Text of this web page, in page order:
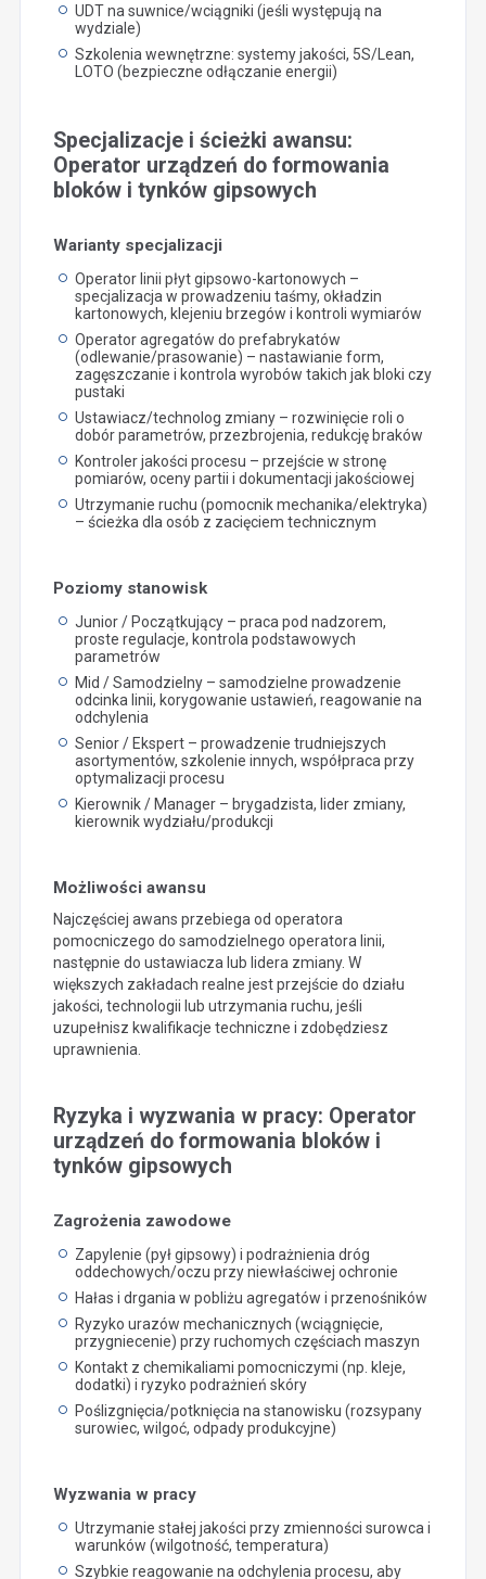
UDT na suwnice/wciągniki (jeśli występują na
wydziale)
Szkolenia wewnętrzne: systemy jakości, 5S/Lean,
LOTO (bezpieczne odłączanie energii)
Specjalizacje i ścieżki awansu:
Operator urządzeń do formowania
bloków i tynków gipsowych
Warianty specjalizacji
Operator linii płyt gipsowo-kartonowych –
specjalizacja w prowadzeniu taśmy, okładzin
kartonowych, klejeniu brzegów i kontroli wymiarów
Operator agregatów do prefabrykatów
(odlewanie/prasowanie) – nastawianie form,
zagęszczanie i kontrola wyrobów takich jak bloki czy
pustaki
Ustawiacz/technolog zmiany – rozwinięcie roli o
dobór parametrów, przezbrojenia, redukcję braków
Kontroler jakości procesu – przejście w stronę
pomiarów, oceny partii i dokumentacji jakościowej
Utrzymanie ruchu (pomocnik mechanika/elektryka)
– ścieżka dla osób z zacięciem technicznym
Poziomy stanowisk
Junior / Początkujący – praca pod nadzorem,
proste regulacje, kontrola podstawowych
parametrów
Mid / Samodzielny – samodzielne prowadzenie
odcinka linii, korygowanie ustawień, reagowanie na
odchylenia
Senior / Ekspert – prowadzenie trudniejszych
asortymentów, szkolenie innych, współpraca przy
optymalizacji procesu
Kierownik / Manager – brygadzista, lider zmiany,
kierownik wydziału/produkcji
Możliwości awansu
Najczęściej awans przebiega od operatora
pomocniczego do samodzielnego operatora linii,
następnie do ustawiacza lub lidera zmiany. W
większych zakładach realne jest przejście do działu
jakości, technologii lub utrzymania ruchu, jeśli
uzupełnisz kwalifikacje techniczne i zdobędziesz
uprawnienia.
Ryzyka i wyzwania w pracy: Operator
urządzeń do formowania bloków i
tynków gipsowych
Zagrożenia zawodowe
Zapylenie (pył gipsowy) i podrażnienia dróg
oddechowych/oczu przy niewłaściwej ochronie
Hałas i drgania w pobliżu agregatów i przenośników
Ryzyko urazów mechanicznych (wciągnięcie,
przygniecenie) przy ruchomych częściach maszyn
Kontakt z chemikaliami pomocniczymi (np. kleje,
dodatki) i ryzyko podrażnień skóry
Poślizgnięcia/potknięcia na stanowisku (rozsypany
surowiec, wilgoć, odpady produkcyjne)
Wyzwania w pracy
Utrzymanie stałej jakości przy zmienności surowca i
warunków (wilgotność, temperatura)
Szybkie reagowanie na odchylenia procesu, aby